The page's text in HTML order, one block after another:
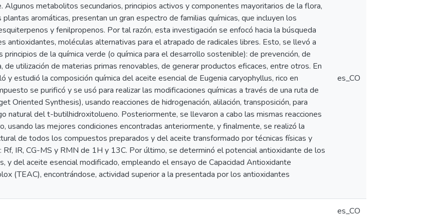
Algunos metabolitos secundarios, principios activos y componentes mayoritarios de la flora,
aromáticas, presentan un gran espectro de familias químicas, que incluyen los
y fenilpropenos. Por tal razón, esta investigación se enfocó hacia la búsqueda
antioxidantes, moléculas alternativas para el atrapado de radicales libres. Esto, se llevó a
principios de la química verde (o química para el desarrollo sostenible): de prevención, de
de utilización de materias primas renovables, de generar productos eficaces, entre otros. En
y estudió la composición química del aceite esencial de Eugenia caryophyllus, rico en
se purificó y se usó para realizar las modificaciones químicas a través de una ruta de
Oriented Synthesis), usando reacciones de hidrogenación, alilación, transposición, para
natural del t-butilhidroxitolueno. Posteriormente, se llevaron a cabo las mismas reacciones
usando las mejores condiciones encontradas anteriormente, y finalmente, se realizó la
de todos los compuestos preparados y del aceite transformado por técnicas físicas y
Rf, IR, CG-MS y RMN de 1H y 13C. Por último, se determinó el potencial antioxidante de los
y del aceite esencial modificado, empleando el ensayo de Capacidad Antioxidante
(TEAC), encontrándose, actividad superior a la presentada por los antioxidantes
es_CO
es_CO